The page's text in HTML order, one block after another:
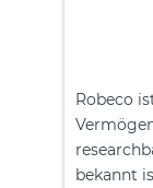
Robeco
bekannt